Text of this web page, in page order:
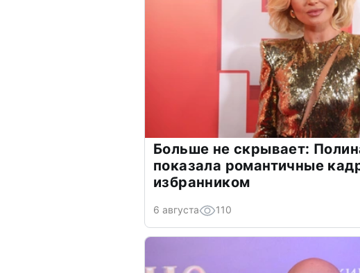
Больше не скрывает:
показала романтичные
избранником
6 августа 110